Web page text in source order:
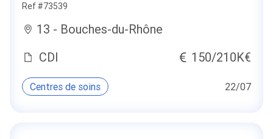
Ref #73539
13 - Bouches-du-Rhône
CDI
150/210K€
Centres de soins 22/07